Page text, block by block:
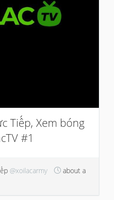
Tiếp, Xem bóng
#1
@xoilacarmy
about a